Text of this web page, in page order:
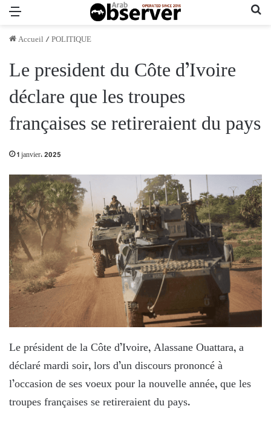
Accueil /POLITIQUE
Le president du Côte d’Ivoire
déclare que les troupes
françaises se retireraient du pays
1 janvier، 2025
Le président de la Côte d’Ivoire, Alassane Ouattara, a
déclaré mardi soir, lors d’un discours prononcé à
l’occasion de ses voeux pour la nouvelle année, que les
troupes françaises se retireraient du pays.